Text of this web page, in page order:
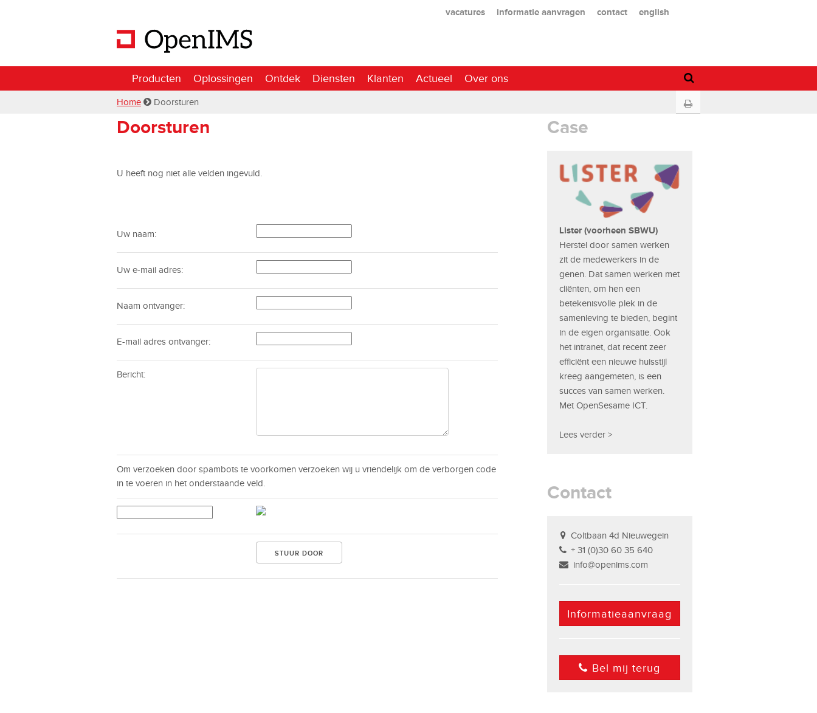
vacatures informatie aanvragen contact english
Producten Oplossingen Ontdek Diensten Klanten Actueel Over ons
Home Doorsturen
Doorsturen
U heeft nog niet alle velden ingevuld.
Uw naam:
Uw e-mail adres:
Naam ontvanger:
E-mail adres ontvanger:
Bericht:
Om verzoeken door spambots te voorkomen verzoeken wij u vriendelijk om de verborgen code
in te voeren in het onderstaande veld.
Case
Lister (voorheen SBWU)
Herstel door samen werken
zit de medewerkers in de
genen. Dat samen werken met
cliënten, om hen een
betekenisvolle plek in de
samenleving te bieden, begint
in de eigen organisatie. Ook
het intranet, dat recent zeer
efficiënt een nieuwe huisstijl
kreeg aangemeten, is een
succes van samen werken.
Met OpenSesame ICT.
Lees verder >
Contact
Coltbaan 4d Nieuwegein
+ 31 (0)30 60 35 640
info@openims.com
Informatieaanvraag
Bel mij terug